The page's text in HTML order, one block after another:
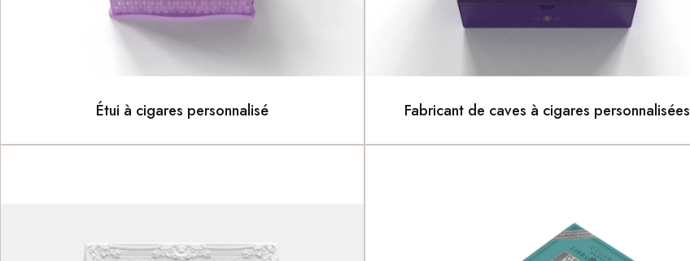
Étui à cigares personnalisé Fabricant de caves à cigares personnalisées